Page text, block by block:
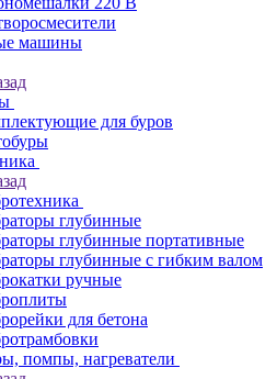
машины
для буров
глубинные
глубинные портативные
глубинные с гибким валом
ручные
для бетона
помпы, нагреватели